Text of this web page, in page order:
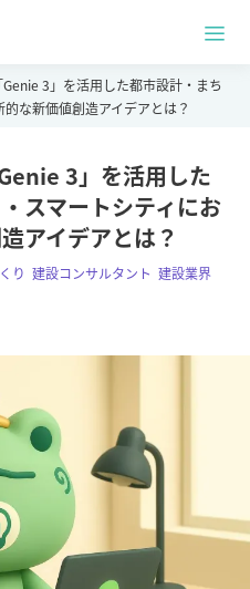
3」を活用した都市設計・まち
な新価値創造アイデアとは？
3」を活用した
スマートシティにお
アイデアとは？
り ,建設コンサルタント ,建設業界